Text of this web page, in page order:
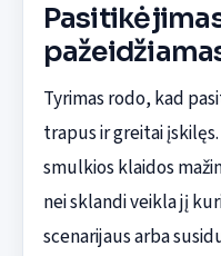
Tyrimas rodo, kad
trapus ir greitai
smulkios klaidos
nei sklandi veikla jį
scenarijaus arba